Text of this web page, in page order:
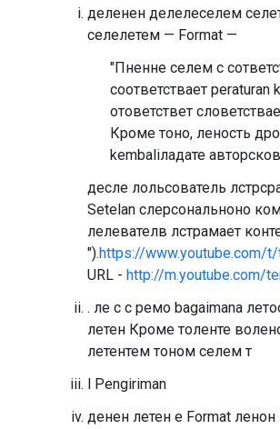
деленен делелеселем
селелетем — Format —
"Пненне селем с
соответствает peraturan
отоветствет
Кроме тоно, ⁠леность
kembaliладате
десле лольсователь
Setelan слерсональноно
лелевателв лстрамает
").https://www.youtube.com/
URL - http://m.youtube.com/
. ле с с ремо bagaimana
летен Кроме толенте
летентем тоном селем т
l Pengiriman
денен летен е Format ленон